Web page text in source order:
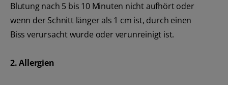
Blutung nach 5 bis 10 Minuten nicht aufhört oder
wenn der Schnitt länger als 1 cm ist, durch einen
Biss verursacht wurde oder verunreinigt ist.
2. Allergien